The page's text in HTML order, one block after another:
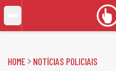
HOME NOTÍCIAS POLICIAIS